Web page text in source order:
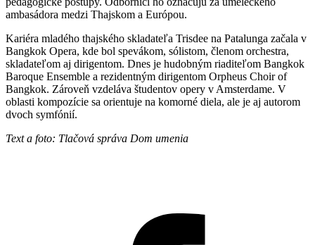
ambasádora medzi Thajskom a Európou.
Kariéra mladého thajského skladateľa Trisdee na Patalunga začala v
Bangkok Opera, kde bol spevákom, sólistom, členom orchestra,
skladateľom aj dirigentom. Dnes je hudobným riaditeľom Bangkok
Baroque Ensemble a rezidentným dirigentom Orpheus Choir of
Bangkok. Zároveň vzdeláva študentov opery v Amsterdame. V
oblasti kompozície sa orientuje na komorné diela, ale je aj autorom
dvoch symfónií.
Text a foto: Tlačová správa Dom umenia